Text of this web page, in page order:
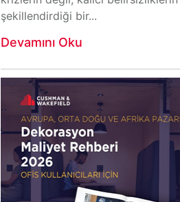
şekillendirdiği bir...
Devamını Oku